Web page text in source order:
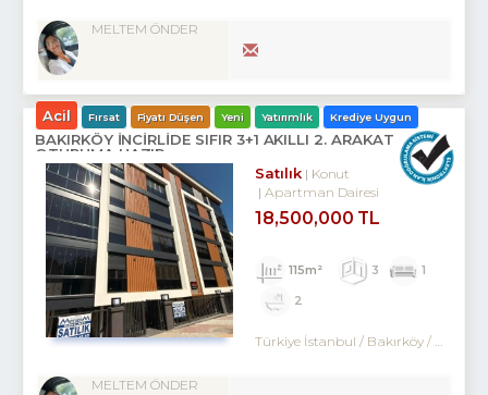
MELTEM ÖNDER
Acil Fırsat Fiyatı Düşen Yeni Yatırımlık Krediye Uygun
BAKIRKÖY İNCİRLİDE SIFIR 3+1 AKILLI 2. ARAKAT
OTURUMA HAZIR
Satılık
Konut
Apartman Dairesi
18,500,000 TL
115m² 3
1
2
Türkiye İstanbul / Bakırköy/ Kartaltepe
MELTEM ÖNDER